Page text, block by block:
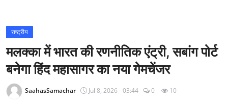
राज्य
अंतराष्ट्रीय
राष्ट्रीय
मलक्का में भारत की रणनीतिक एंट्री, सबांग पोर्ट
बनेगा हिंद महासागर का नया गेमचेंजर
SaahasSamachar Jul 8, 2026 - 03:44 0 10